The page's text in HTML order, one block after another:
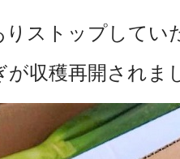
ストップしてい
が収穫再開されま